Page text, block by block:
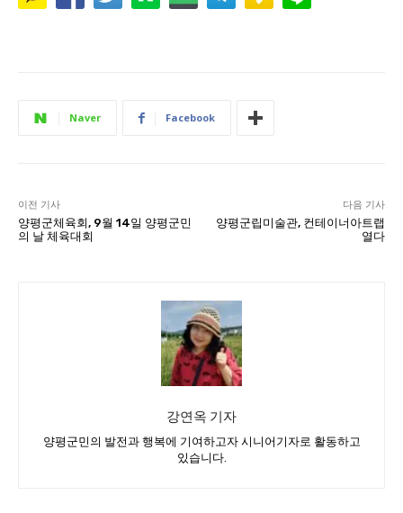
Naver Facebook
이전 기사
양평군체육회, 9월 14일 양평군민
의 날 체육대회
다음 기사
양평군립미술관, 컨테이너아트랩
열다
강연옥 기자
양평군민의 발전과 행복에 기여하고자 시니어기자로 활동하고
있습니다.